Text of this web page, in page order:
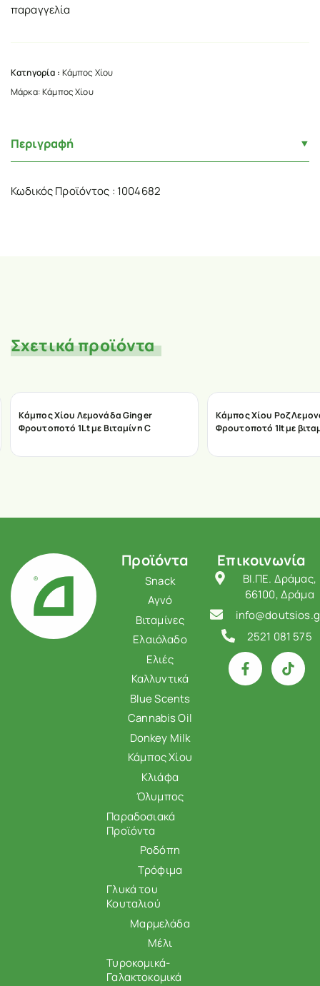
παραγγελία
Κατηγορία : Κάμπος Χίου
Μάρκα:Κάμπος Χίου
Περιγραφή
Κωδικός Προϊόντος : 1004682
Σχετικά προϊόντα
Κάμπος Χίου Λεμονάδα Ginger
Φρουτοποτό 1Lt με Βιταμίνη C
Κάμπος Χίου Ροζ
Φρουτοποτό 1lt με
Προϊόντα
Snack
Αγνό
Βιταμίνες
Ελαιόλαδο
Ελιές
Καλλυντικά
Blue Scents
Cannabis Oil
Donkey Milk
Κάμπος Χίου
Κλιάφα
Όλυμπος
Παραδοσιακά
Προϊόντα
Ροδόπη
Τρόφιμα
Γλυκά του
Κουταλιού
Μαρμελάδα
Μέλι
Τυροκομικά-
Γαλακτοκομικά
Επικοινωνία
ΒΙ.ΠΕ. Δράμας,
66100, Δράμα
2521 081 575